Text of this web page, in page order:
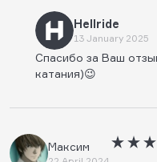
Hellride
13 January 2025
Спасибо за Ваш
катания)😉
Максим